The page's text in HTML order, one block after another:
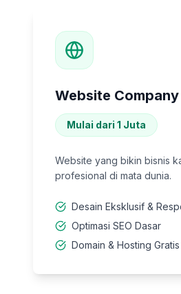
Website
Mulai dari 1 Juta
Website yang bikin bisnis
profesional di mata dunia.
Desain Eksklusif &
Optimasi SEO Dasar
Domain & Hosting Gratis